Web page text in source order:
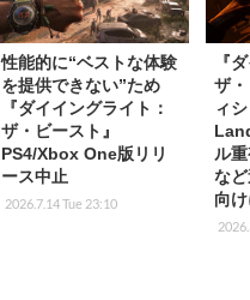
性能的に“ベストな体験
を提供できない”ため
『ダイイングライト：
ザ・ビースト』
PS4/Xbox One版リリ
ース中止
2026.7.14 Tue 23:10
『
ザ
ィ
ル
な
向